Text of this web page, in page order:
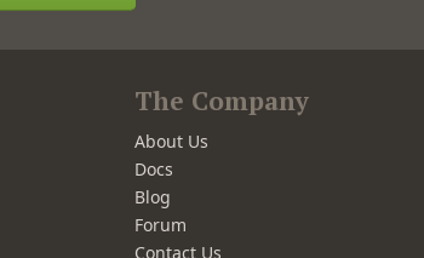
The Company
About Us
Docs
Blog
Forum
Contact Us